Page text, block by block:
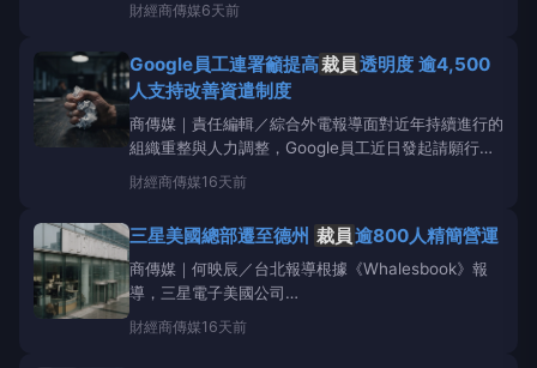
面臨經濟放緩的壓力，依然保持相對健康。根據
通常被視為裁員狀況的代表，也是評估美國就
財經商傳媒6天前
Google員工連署籲提高裁員透明度 逾4,500
人支持改善資遣制度
商傳媒｜責任編輯／綜合外電報導面對近年持續進行的
組織重整與人力調整，Google員工近日發起請願行
動，呼籲公司在 裁員
的保障措施。根據外媒報導，約百名員工日前聚集於美
蔡（SundarPichai）及管理階
財經商傳媒16天前
三星美國總部遷至德州 裁員逾800人精簡營運
商傳媒｜何映辰／台北報導根據《Whalesbook》報
導，三星電子美國公司
（SamsungElectronicsAmerica）正進行大規模營
運重組，將美國總部從紐澤西州遷往德州，並在此過程
財經商傳媒16天前